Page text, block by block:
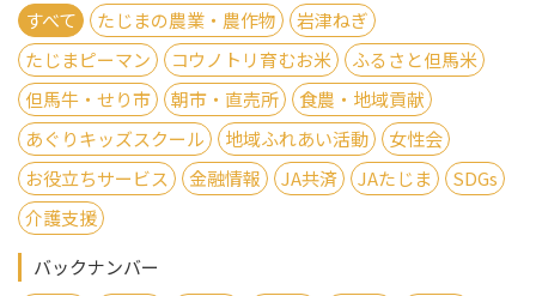
すべて
たじまの農業・農作物
岩津ねぎ
たじまピーマン
コウノトリ育むお米
ふるさと但馬米
但馬牛・せり市
朝市・直売所
食農・地域貢献
あぐりキッズスクール
地域ふれあい活動
女性会
お役立ちサービス
金融情報 JA共済 JAたじま
SDGs
介護支援
バックナンバー